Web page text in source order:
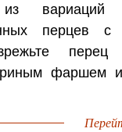
вариаций
перцев
перец
фаршем и